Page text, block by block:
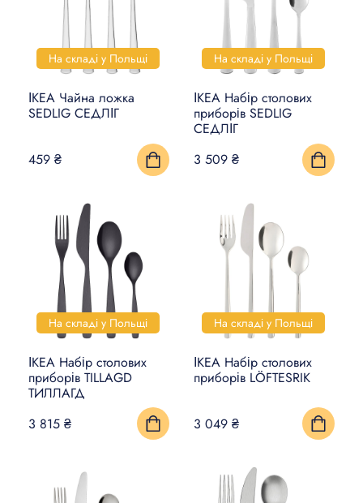
На складі у Польщі
ІКЕА Чайна ложка
SEDLIG СЕДЛІГ
459 ₴
На складі у Польщі
ІКЕА Набір столових
приборів SEDLIG
СЕДЛІГ
3 509 ₴
На складі у Польщі
ІКЕА Набір столових
приборів TILLAGD
ТИЛЛАГД
3 815 ₴
На складі у Польщі
ІКЕА Набір столових
приборів LÖFTESRIK
3 049 ₴